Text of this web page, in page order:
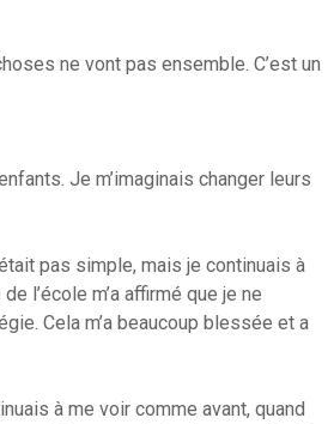
ne vont pas ensemble. C’est un
Je m’imaginais changer leurs
pas simple, mais je continuais à
l’école m’a affirmé que je ne
Cela m’a beaucoup blessée et a
à me voir comme avant, quand